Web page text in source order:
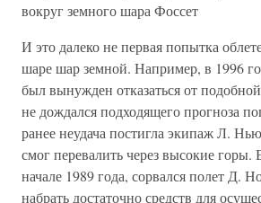
вокруг земного шара Фоссет
И это далеко не первая попытка
шаре шар земной. Например, в 1996
был вынужден отказаться от
не дождался подходящего прогноза
ранее неудача постигла экипаж Л.
смог перевалить через высокие
начале 1989 года, сорвался полет Д.
набрать достаточно средств для